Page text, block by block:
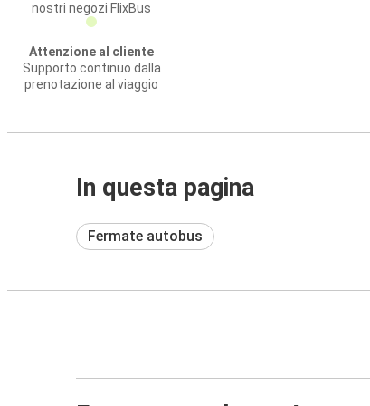
nostri negozi FlixBus
Attenzione al cliente
Supporto continuo dalla
prenotazione al viaggio
In questa pagina
Fermate autobus